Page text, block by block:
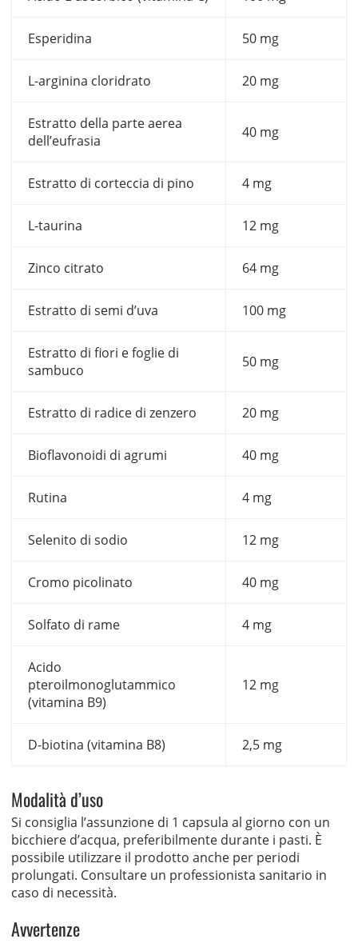
Esperidina 50 mg
L-arginina cloridrato 20 mg
Estratto della parte aerea
dell’eufrasia
40 mg
Estratto di corteccia di pino 4 mg
L-taurina 12 mg
Zinco citrato 64 mg
Estratto di semi d’uva 100 mg
Estratto di fiori e foglie di
sambuco
50 mg
Estratto di radice di zenzero 20 mg
Bioflavonoidi di agrumi 40 mg
Rutina 4 mg
Selenito di sodio 12 mg
Cromo picolinato 40 mg
Solfato di rame 4 mg
Acido
pteroilmonoglutammico
(vitamina B9)
12 mg
D-biotina (vitamina B8) 2,5 mg
Modalità d’uso
Si consiglia l’assunzione di 1 capsula al giorno con un
bicchiere d’acqua, preferibilmente durante i pasti. È
possibile utilizzare il prodotto anche per periodi
prolungati. Consultare un professionista sanitario in
caso di necessità.
Avvertenze